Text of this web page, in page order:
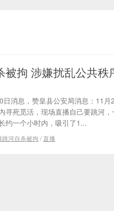
拘 涉嫌扰乱公共秩
消息，赞皇县公安局消息：11
寻死觅活，现场直播自己要跳河
约一个小时内，吸引了1...
河自杀被拘 /直播